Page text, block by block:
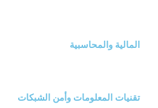
المالية والمحاسبية
تقنيات المعلومات وأمن الشبكات